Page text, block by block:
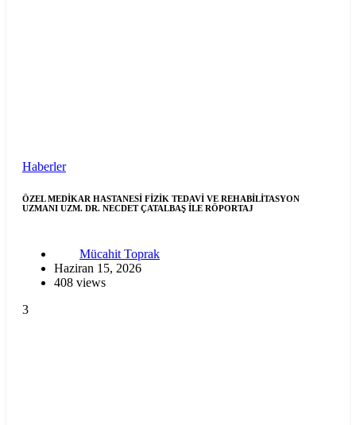
Haberler
ÖZEL MEDİKAR HASTANESİ FİZİK TEDAVİ VE REHABİLİTASYON
UZMANI UZM. DR. NECDET ÇATALBAŞ İLE RÖPORTAJ
Mücahit Toprak
Haziran 15, 2026
408 views
3